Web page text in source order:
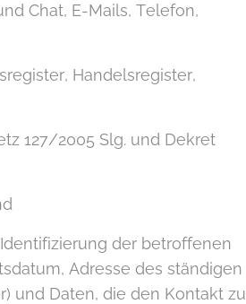
Chat, E-Mails, Telefon,
Handelsregister,
127/2005 Slg. und Dekret
der betroffenen
Adresse des ständigen
und Daten, die den Kontakt zu